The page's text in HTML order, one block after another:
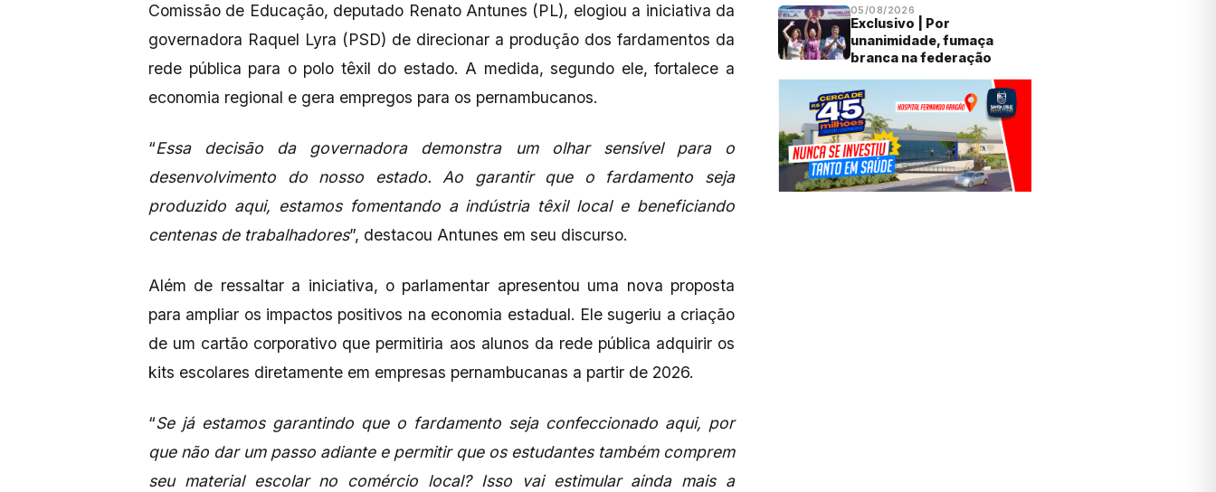
Comissão de Educação, deputado Renato Antunes (PL), elogiou a iniciativa da
governadora Raquel Lyra (PSD) de direcionar a produção dos fardamentos da
rede pública para o polo têxil do estado. A medida, segundo ele, fortalece a
economia regional e gera empregos para os pernambucanos.
“Essa decisão da governadora demonstra um olhar sensível para o
desenvolvimento do nosso estado. Ao garantir que o fardamento seja
produzido aqui, estamos fomentando a indústria têxil local e beneficiando
centenas de trabalhadores”, destacou Antunes em seu discurso.
Além de ressaltar a iniciativa, o parlamentar apresentou uma nova proposta
para ampliar os impactos positivos na economia estadual. Ele sugeriu a criação
de um cartão corporativo que permitiria aos alunos da rede pública adquirir os
kits escolares diretamente em empresas pernambucanas a partir de 2026.
“Se já estamos garantindo que o fardamento seja confeccionado aqui, por
que não dar um passo adiante e permitir que os estudantes também comprem
seu material escolar no comércio local? Isso vai estimular ainda mais a
05/08/2026
Exclusivo | Por
unanimidade, fumaça
branca na federação